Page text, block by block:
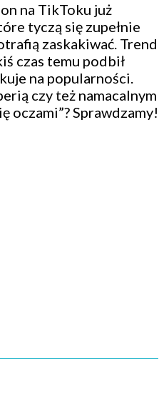
na TikToku już
tyczą się zupełnie
zaskakiwać. Trend
czas temu podbił
na popularności.
czy też namacalnym
oczami”? Sprawdzamy!